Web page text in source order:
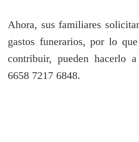
Ahora, sus familiares
gastos funerarios, por lo
contribuir, pueden hacerlo
6658 7217 6848.